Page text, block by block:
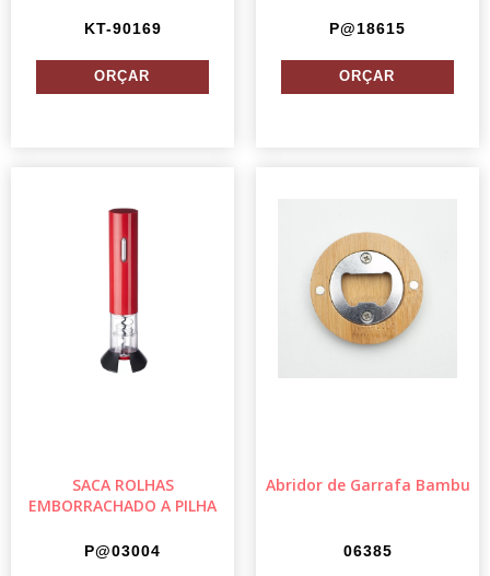
KT-90169 P@18615
SACA ROLHAS
EMBORRACHADO A PILHA
P@03004
Abridor de Garrafa Bambu
06385